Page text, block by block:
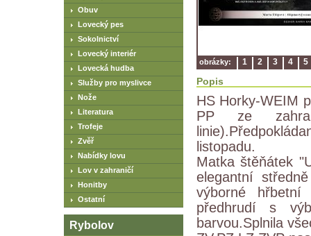
obrázky: 1 2 3 4 5
Popis
HS Horky-WEIM
PP ze
listopadu.
Matka štěňátek
elegantní
výborné
předhrudí s
barvou.Splnila
Obuv
Lovecký pes
Sokolnictví
Lovecký interiér
Lovecká hudba
Služby pro myslivce
Nože
Literatura
Trofeje
Zvěř
Nabídky lovu
Lov v zahraničí
Honitby
Ostatní
Rybolov